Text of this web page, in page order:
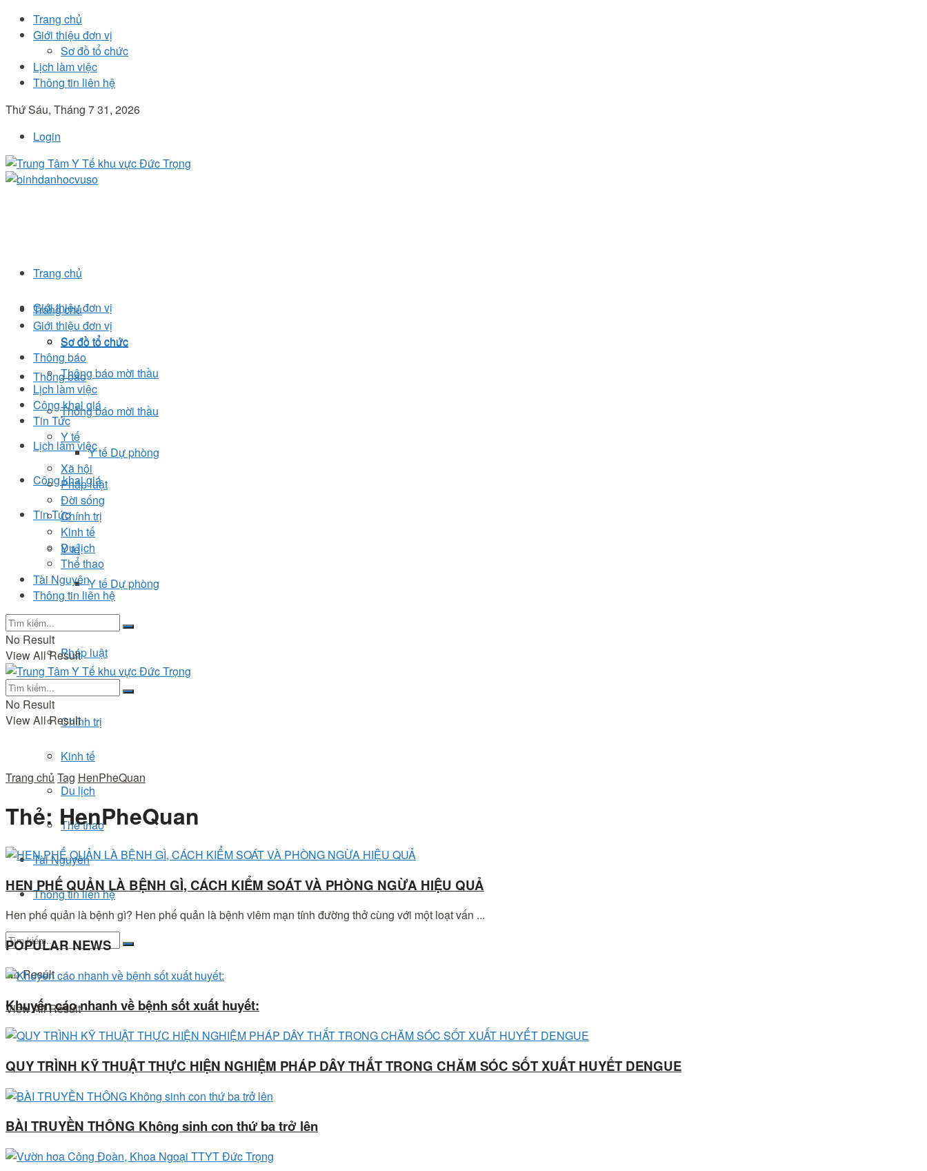
Trang chủ
Giới thiệu đơn vị
Sơ đồ tổ chức
Lịch làm việc
Thông tin liên hệ
Thứ Sáu, Tháng 7 31, 2026
Login
Trang chủ
Giới thiệu đơn vị
Sơ đồ tổ chức
Thông báo
Thông báo mời thầu
Lịch làm việc
Công khai giá
Tin Tức
Y tế
Y tế Dự phòng
Xã hội
Pháp luật
Chính trị
Kinh tế
Du lịch
Thể thao
Tài Nguyên
Thông tin liên hệ
No Result
View All Result
Trang chủ
Giới thiệu đơn vị
Sơ đồ tổ chức
Thông báo
Thông báo mời thầu
Lịch làm việc
Công khai giá
Tin Tức
Y tế
Y tế Dự phòng
Xã hội
Pháp luật
Đời sống
Chính trị
Kinh tế
Du lịch
Thể thao
Tài Nguyên
Thông tin liên hệ
No Result
View All Result
No Result
View All Result
Trang chủ Tag HenPheQuan
Thẻ: HenPheQuan
HEN PHẾ QUẢN LÀ BỆNH GÌ, CÁCH KIỂM SOÁT VÀ PHÒNG NGỪA HIỆU QUẢ
Hen phế quản là bệnh gì? Hen phế quản là bệnh viêm mạn tính đường thở cùng với một loạt vấn ...
POPULAR NEWS
Khuyến cáo nhanh về bệnh sốt xuất huyết:
QUY TRÌNH KỸ THUẬT THỰC HIỆN NGHIỆM PHÁP DÂY THẮT TRONG CHĂM SÓC SỐT XUẤT HUYẾT DENGUE
BÀI TRUYỀN THÔNG Không sinh con thứ ba trở lên